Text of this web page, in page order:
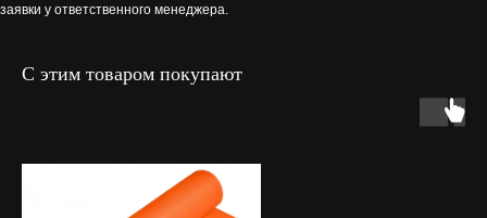
заявки у ответственного менеджера.
С этим товаром покупают